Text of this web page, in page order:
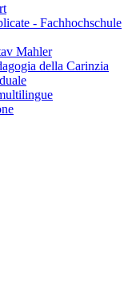
- Fachhochschule
Mahler
della Carinzia